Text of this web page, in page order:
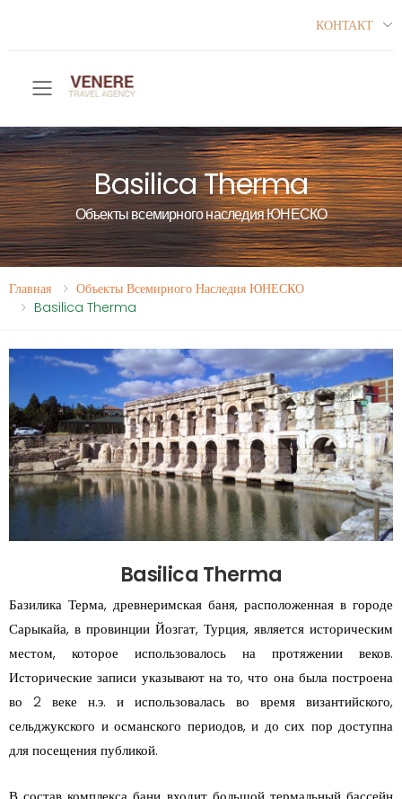
КОНТАКТ
Toggle mobile menu
Basilica Therma
Объекты всемирного наследия ЮНЕСКО
Главная
Объекты Всемирного Наследия ЮНЕСКО
Basilica Therma
Basilica Therma
Базилика Терма, древнеримская баня, расположенная в городе
Сарыкайа, в провинции Йозгат, Турция, является историческим
местом, которое использовалось на протяжении веков.
Исторические записи указывают на то, что она была построена
во 2 веке н.э. и использовалась во время византийского,
сельджукского и османского периодов, и до сих пор доступна
для посещения публикой.